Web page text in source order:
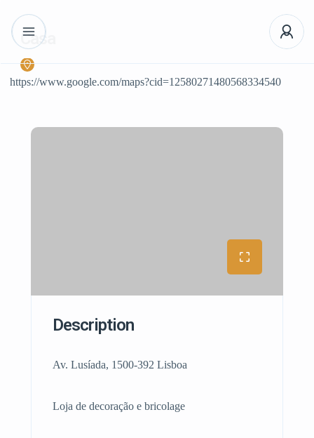
Casa
https://www.google.com/maps?cid=12580271480568334540
Description
Av. Lusíada, 1500-392 Lisboa
Loja de decoração e bricolage